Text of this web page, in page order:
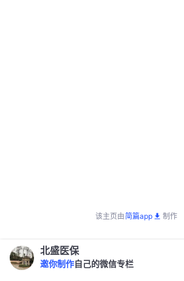
该主页由简篇app 制作
北盛医保
邀你制作 自己的微信专栏